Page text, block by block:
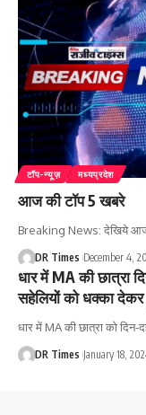
टॉप-न्यूज़ मध्यप्रदेश
आज की टॉप 5 खबरे
Breaking News: देखिये आज
DR Times December 4,
धार में MA की छात्रा
सहेलियों को धक्का देकर
धार में MA की छात्रा को
DR Times January 18,